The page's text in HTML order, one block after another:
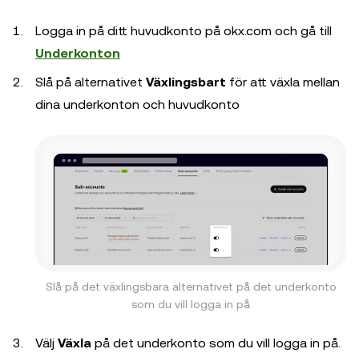
Logga in på ditt huvudkonto på okx.com och gå till
Underkonton
Slå på alternativet Växlingsbart för att växla mellan
dina underkonton och huvudkonto
Slå på det växlingsbara alternativet på det underkonto
som du vill logga in på
Välj Växla på det underkonto som du vill logga in på.